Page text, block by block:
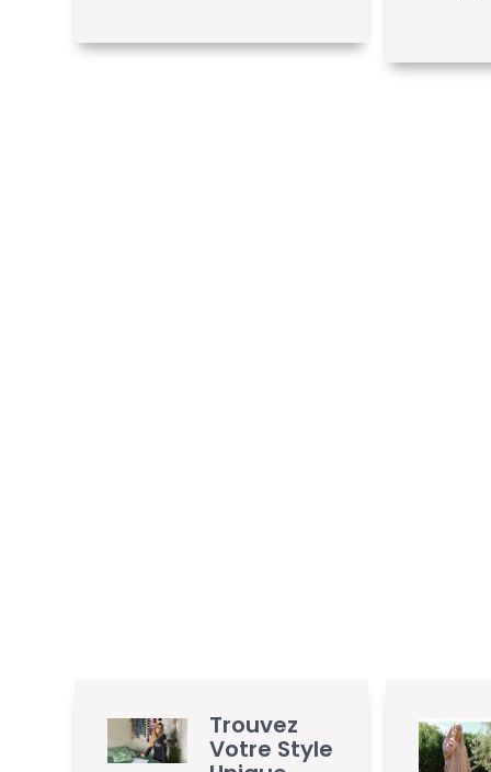
Trouvez
Votre Style